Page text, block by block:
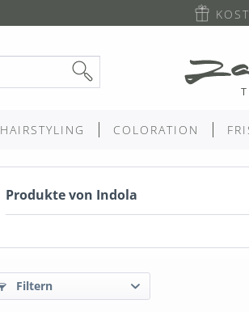
HAIRSTYLING COLORATION
Produkte von Indola
Filtern